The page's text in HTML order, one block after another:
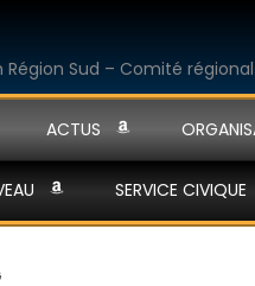
ACTUS
SERVICE CIVIQUE